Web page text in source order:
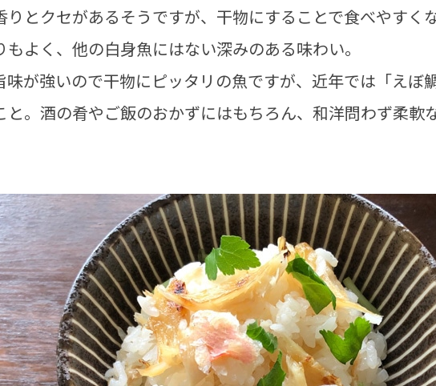
りとクセがあるそうですが、干物にすることで食べやすく
もよく、他の白身魚にはない深みのある味わい。
味が強いので干物にピッタリの魚ですが、近年では「えぼ
と。酒の肴やご飯のおかずにはもちろん、和洋問わず柔軟